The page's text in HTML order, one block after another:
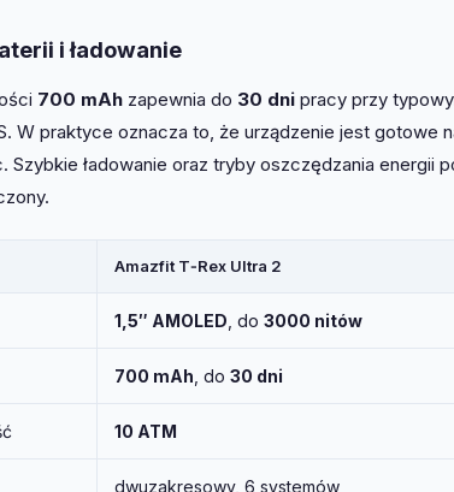
i ładowanie
700 mAh zapewnia do 30 dni pracy przy
W praktyce oznacza to, że urządzenie jest gotowe
Szybkie ładowanie oraz tryby oszczędzania energii
Amazfit T‑Rex Ultra 2
1,5″ AMOLED , do 3000 nitów
700 mAh , do 30 dni
10 ATM
dwuzakresowy, 6 systemów